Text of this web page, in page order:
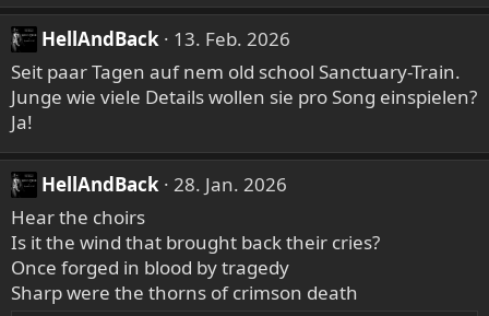
n
e
:
HellAndBack
13. Feb. 2026
Seit paar Tagen auf nem old school Sanctuary-Train.
Junge wie viele Details wollen sie pro Song einspielen?
Ja!
HellAndBack 28. Jan. 2026
Hear the choirs
Is it the wind that brought back their cries?
Once forged in blood by tragedy
Sharp were the thorns of crimson death